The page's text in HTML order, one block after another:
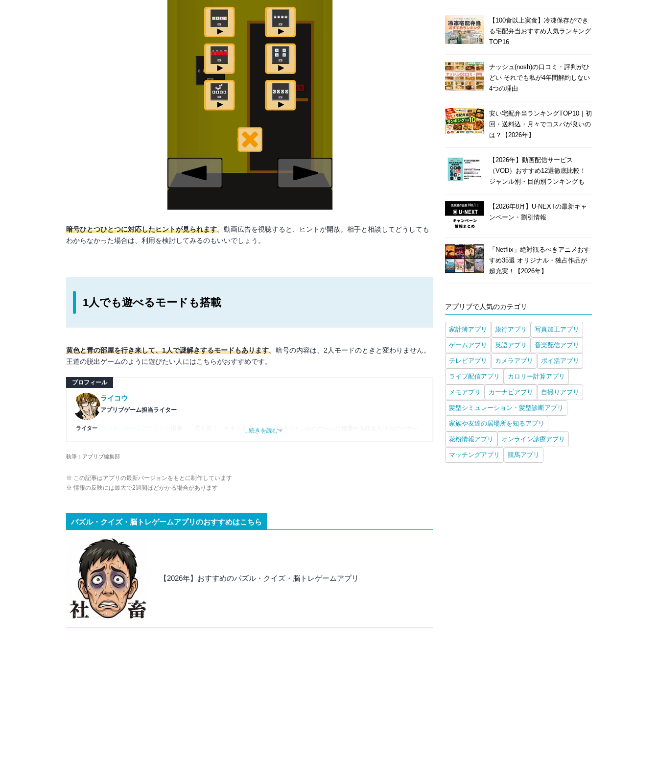
暗号ひとつひとつに対応したヒントが見られます。動画広告を視聴すると、ヒントが開放。相手と相談してどうしても
わからなかった場合は、利用を検討してみるのもいいでしょう。
1人でも遊べるモードも搭載
黄色と青の部屋を行き来して、1人で謎解きするモードもあります。暗号の内容は、2人モードのときと変わりません。
王道の脱出ゲームのように遊びたい人にはこちらがおすすめです。
プロフィール
ライター
ライコウ
アプリブゲーム担当ライター
出身。「広く深く」をモットーに、あらゆるジャンルのゲームに精通する筋金入りのゲーマー。
や専門知識の深さは業界内でも高く評価されている。現在は、アプリブでゲーム関連のコンテンツを豊富に執筆中。
...続きを読む
執筆：アプリブ編集部
※ この記事はアプリの最新バージョンをもとに制作しています
※ 情報の反映には最大で2週間ほどかかる場合があります
パズル・クイズ・脳トレゲームアプリのおすすめはこちら
【2026年】おすすめのパズル・クイズ・脳トレゲームアプリ
【100食以上実食】冷凍保存ができ
る宅配弁当おすすめ人気ランキング
TOP16
ナッシュ(nosh)の口コミ・評判がひ
どい それでも私が4年間解約しない
4つの理由
安い宅配弁当ランキングTOP10｜初
回・送料込・月々でコスパが良いの
は？【2026年】
【2026年】動画配信サービス
（VOD）おすすめ12選徹底比較！
ジャンル別・目的別ランキングも
【2026年8月】U-NEXTの最新キャ
ンペーン・割引情報
「Netflix」絶対観るべきアニメおす
すめ35選 オリジナル・独占作品が
超充実！【2026年】
アプリブで人気のカテゴリ
家計簿アプリ 旅行アプリ 写真加工アプリ
ゲームアプリ 英語アプリ 音楽配信アプリ
テレビアプリ カメラアプリ ポイ活アプリ
ライブ配信アプリ カロリー計算アプリ
メモアプリ カーナビアプリ 自撮りアプリ
髪型シミュレーション・髪型診断アプリ
家族や友達の居場所を知るアプリ
花粉情報アプリ オンライン診療アプリ
マッチングアプリ 競馬アプリ